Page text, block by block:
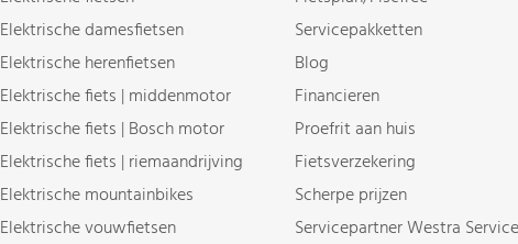
Elektrische damesfietsen
Elektrische herenfietsen
Elektrische fiets | middenmotor
Elektrische fiets | Bosch motor
Elektrische fiets | riemaandrijving
Elektrische mountainbikes
Elektrische vouwfietsen
Servicepakketten
Blog
Financieren
Proefrit aan huis
Fietsverzekering
Scherpe prijzen
Servicepartner Westra